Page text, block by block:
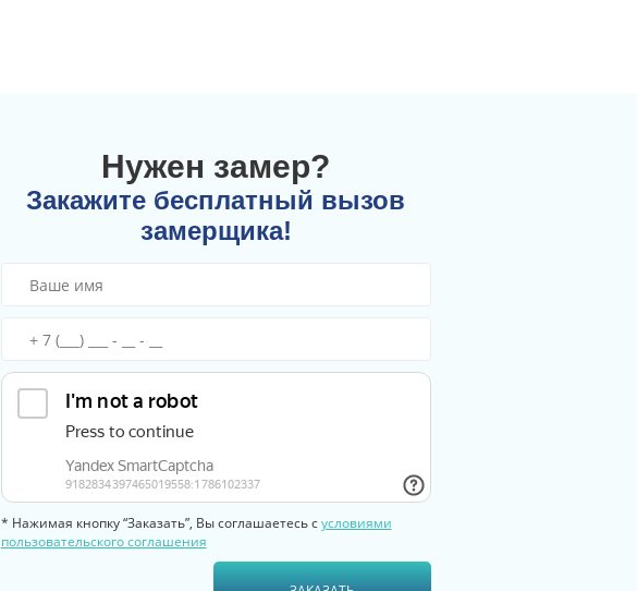
Нужен замер?
Закажите бесплатный вызов
замерщика!
* Нажимая кнопку “Заказать”, Вы соглашаетесь сусловиями
пользовательского соглашения